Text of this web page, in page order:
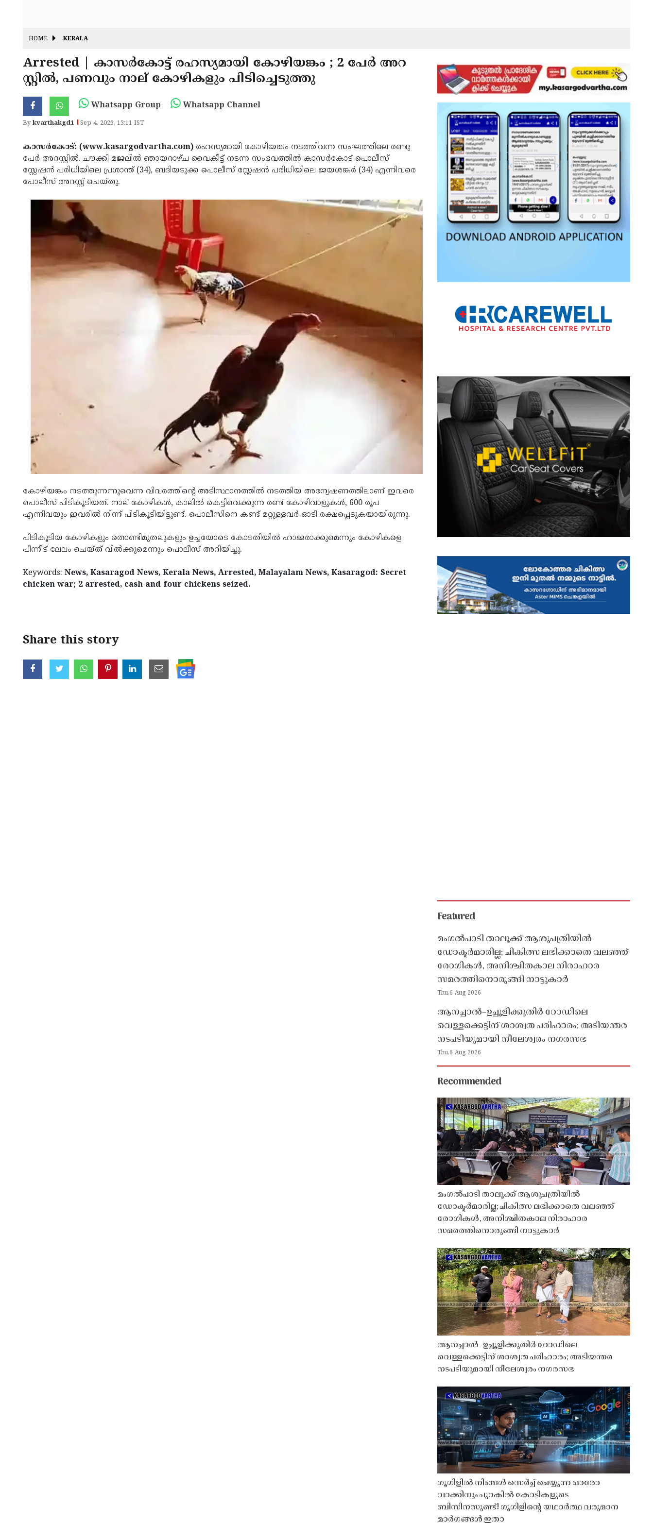
HOME KERALA
Arrested | കാസർകോട്ട് രഹസ്യമായി കോഴിയങ്കം ; 2 പേർ അറ
സ്റ്റിൽ, പണവും നാല് കോഴികളും പിടിച്ചെടുത്തു
Whatsapp Group Whatsapp Channel
Bykvarthakgd1 Sep 4, 2023, 13:11 IST
കാസർകോട്: (www.kasargodvartha.com) രഹസ്യമായി കോഴിയങ്കം നടത്തിവന്ന സംഘത്തിലെ രണ്ടു
പേർ അറസ്റ്റിൽ. ചൗക്കി മജലിൽ ഞായറാഴ്ച വൈകീട്ട് നടന്ന സംഭവത്തിൽ കാസർകോട് പൊലീസ്
സ്റ്റേഷൻ പരിധിയിലെ പ്രശാന്ത് (34), ബദിയടുക്ക പൊലീസ് സ്റ്റേഷൻ പരിധിയിലെ ജയശങ്കർ (34) എന്നിവരെ
പോലീസ് അറസ്റ്റ് ചെയ്‌തു.
കോഴിയങ്കം നടത്തുന്നന്നുവെന്ന വിവരത്തിന്റെ അടിസ്ഥാനത്തിൽ നടത്തിയ അന്വേഷണത്തിലാണ് ഇവരെ
പൊലീസ് പിടികൂടിയത്. നാല് കോഴികൾ, കാലിൽ കെട്ടിവെക്കുന്ന രണ്ട് കോഴിവാളുകൾ, 600 രൂപ
എന്നിവയും ഇവരിൽ നിന്ന് പിടികൂടിയിട്ടുണ്ട്. പൊലീസിനെ കണ്ട് മറ്റുള്ളവർ ഓടി രക്ഷപ്പെടുകയായിരുന്നു.
പിടികൂടിയ കോഴികളും തൊണ്ടിമുതലുകളും ഉച്ചയോടെ കോടതിയിൽ ഹാജരാക്കുമെന്നും കോഴികളെ
പിന്നീട് ലേലം ചെയ്‌ത്‌ വിൽക്കുമെന്നും പൊലീസ് അറിയിച്ചു.
Keywords: News, Kasaragod News, Kerala News, Arrested, Malayalam News, Kasaragod: Secret
chicken war; 2 arrested, cash and four chickens seized.
Share this story
Featured
മംഗൽപാടി താലൂക്ക് ആശുപത്രിയിൽ
ഡോക്ടർമാരില്ല; ചികിത്സ ലഭിക്കാതെ വലഞ്ഞ്
രോഗികൾ, അനിശ്ചിതകാല നിരാഹാര
സമരത്തിനൊരുങ്ങി നാട്ടുകാർ
Thu,6 Aug 2026
ആനച്ചാൽ–ഉച്ചൂളിക്കുതിർ റോഡിലെ
വെള്ളക്കെട്ടിന് ശാശ്വത പരിഹാരം; അടിയന്തര
നടപടിയുമായി നീലേശ്വരം നഗരസഭ
Thu,6 Aug 2026
Recommended
മംഗൽപാടി താലൂക്ക് ആശുപത്രിയിൽ
ഡോക്ടർമാരില്ല; ചികിത്സ ലഭിക്കാതെ വലഞ്ഞ്
രോഗികൾ, അനിശ്ചിതകാല നിരാഹാര
സമരത്തിനൊരുങ്ങി നാട്ടുകാർ
ആനച്ചാൽ–ഉച്ചൂളിക്കുതിർ റോഡിലെ
വെള്ളക്കെട്ടിന് ശാശ്വത പരിഹാരം; അടിയന്തര
നടപടിയുമായി നീലേശ്വരം നഗരസഭ
ഗൂഗിളിൽ നിങ്ങൾ സെർച്ച് ചെയ്യുന്ന ഓരോ
വാക്കിനും പുറകിൽ കോടികളുടെ
ബിസിനസുണ്ട്! ഗൂഗിളിന്റെ യഥാർത്ഥ വരുമാന
മാർഗങ്ങൾ ഇതാ